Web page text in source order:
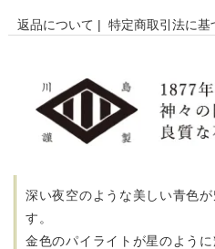
返品について | 特定商取引法に基
深い夜空のような美しい青色
す。
金色のパイライトが星のよう